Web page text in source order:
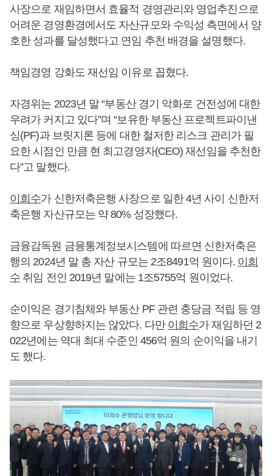
사장으로 재임하면서 효율적 경영관리와 영업추진으로
어려운 경영환경에서도 자산규모와 수익성 측면에서 양
호한 성과를 달성했다고 연임 추천 배경을 설명했다.
책임경영 강화도 재선임 이유로 꼽혔다.
자경위는 2023년 말 “부동산 경기 악화로 건전성에 대한
우려가 커지고 있다”며 “보유한 부동산 프로젝트파이낸
싱(PF)과 브릿지론 등에 대한 철저한 리스크 관리가 필
요한 시점인 만큼 현 최고경영자(CEO) 재선임을 추천한
다”고 말했다.
이희수가 신한저축은행 사장으로 일한 4년 사이 신한저
축은행 자산규모는 약 80% 성장했다.
금융감독원 금융통계정보시스템에 따르면 신한저축은
행의 2024년 말 총 자산 규모는 2조8491억 원이다. 이희
수 취임 전인 2019년 말에는 1조5755억 원이었다.
순이익은 경기침체와 부동산 PF 관련 충당금 적립 등 영
향으로 우상향하지는 않았다. 다만 이희수가 재임하던 2
022년에는 역대 최대 수준인 456억 원의 순이익을 내기
도 했다.